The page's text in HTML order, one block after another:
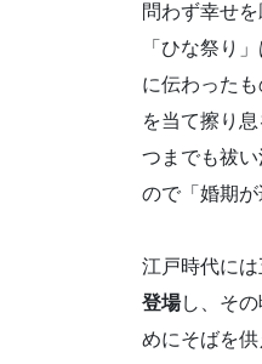
問わず幸せを
「ひな祭り
に伝わった
を当て擦り
つまでも祓
ので「婚期が
江戸時代には
登場し、そ
めにそばを供